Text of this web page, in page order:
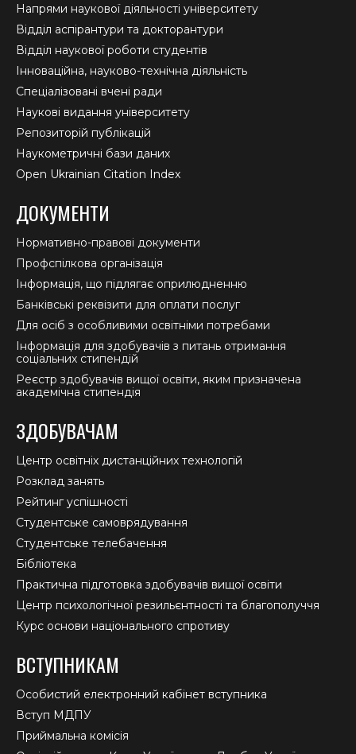
Напрями наукової діяльності університету
Відділ аспірантури та докторантури
Відділ наукової роботи студентів
Інноваційна, науково-технічна діяльність
Спеціалізовані вчені ради
Наукові видання університету
Репозиторій публікацій
Наукометричні бази даних
Open Ukrainian Citation Index
ДОКУМЕНТИ
Нормативно-правові документи
Профспілкова організація
Інформація, що підлягає оприлюдненню
Банківські реквізити для оплати послуг
Для осіб з особливими освітніми потребами
Інформація для здобувачів з питань отримання
соціальних стипендій
Реєстр здобувачів вищої освіти, яким призначена
академічна стипендія
ЗДОБУВАЧАМ
Центр освітніх дистанційних технологій
Розклад занять
Рейтинг успішності
Студентське самоврядування
Студентське телебачення
Бібліотека
Практична підготовка здобувачів вищої освіти
Центр психологічної резильєнтності та благополуччя
Курс основи національного спротиву
ВСТУПНИКАМ
Особистий електронний кабінет вступника
Вступ МДПУ
Приймальна комісія